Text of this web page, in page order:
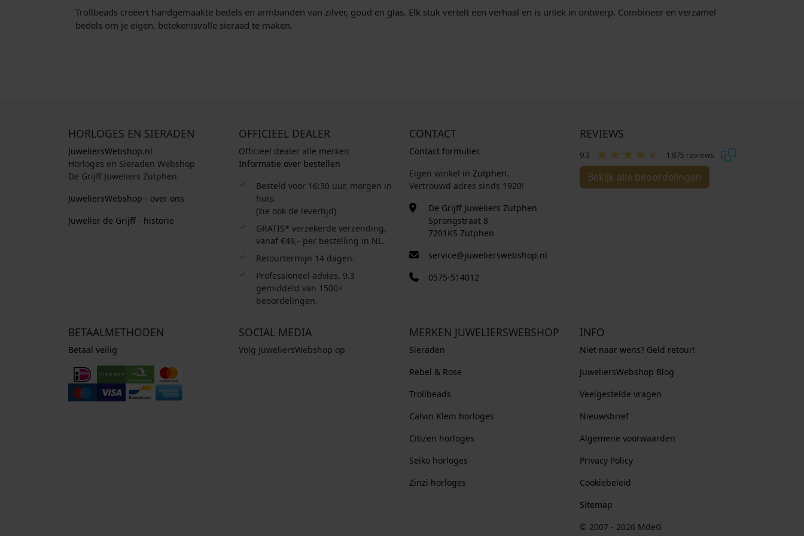
Trollbeads creëert handgemaakte bedels en armbanden van zilver, goud en glas. Elk stuk vertelt een verhaal en is uniek in ontwerp. Combineer en verzamel
bedels om je eigen, betekenisvolle sieraad te maken.
HORLOGES EN SIERADEN
JuweliersWebshop.nl
Horloges en Sieraden Webshop
De Grijff Juweliers Zutphen
JuweliersWebshop - over ons
Juwelier de Grijff - historie
OFFICIEEL DEALER
Officieel dealer alle merken
Informatie over bestellen
Besteld voor 16:30 uur, morgen in
huis.
(zie ook de levertijd)
GRATIS* verzekerde verzending,
vanaf €49,- per bestelling in NL.
Retourtermijn 14 dagen.
Professioneel advies. 9.3
gemiddeld van 1500+
beoordelingen.
CONTACT
Contact formulier.
Eigen winkel in Zutphen.
Vertrouwd adres sinds 1920!
De Grijff Juweliers Zutphen
Sprongstraat 8
7201KS Zutphen
service@juwelierswebshop.nl
0575-514012
REVIEWS
9.3 1.875 reviews
Bekijk alle beoordelingen
BETAALMETHODEN
Betaal veilig
SOCIAL MEDIA
Volg JuweliersWebshop op
MERKEN JUWELIERSWEBSHOP
Sieraden
Rebel & Rose
Trollbeads
Calvin Klein horloges
Citizen horloges
Seiko horloges
Zinzi horloges
INFO
Niet naar wens? Geld retour!
JuweliersWebshop Blog
Veelgestelde vragen
Nieuwsbrief
Algemene voorwaarden
Privacy Policy
Cookiebeleid
Sitemap
© 2007 - 2026 MdeG